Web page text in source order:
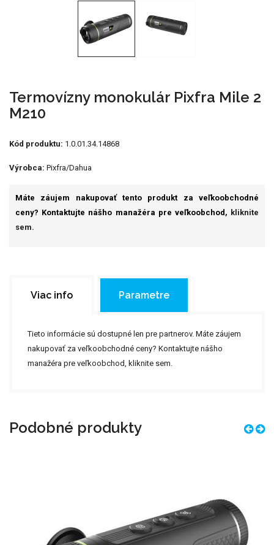
Termovízny monokulár Pixfra Mile 2
M210
Kód produktu: 1.0.01.34.14868
Výrobca: Pixfra/Dahua
Máte záujem nakupovať tento produkt za veľkoobchodné
ceny? Kontaktujte nášho manažéra pre veľkoobchod, kliknite
sem.
Viac info Parametre
Tieto informácie sú dostupné len pre partnerov. Máte záujem
nakupovať za veľkoobchodné ceny? Kontaktujte nášho
manažéra pre veľkoobchod, kliknite sem.
Podobné produkty